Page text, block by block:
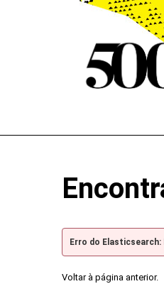
Erro do
Voltar à página anterior.